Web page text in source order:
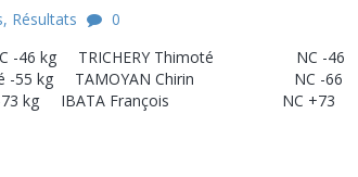
, Résultats
0
-46 kg TRICHERY Thimoté NC -46
-55 kg TAMOYAN Chirin NC -66
kg IBATA François NC +73